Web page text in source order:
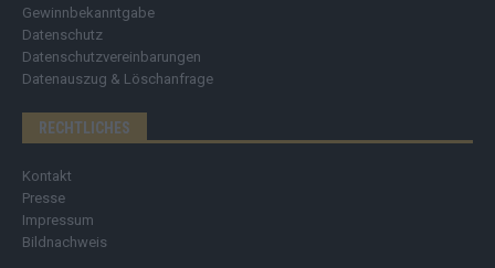
Gewinnbekanntgabe
Datenschutz
Datenschutzvereinbarungen
Datenauszug & Löschanfrage
RECHTLICHES
Kontakt
Presse
Impressum
Bildnachweis